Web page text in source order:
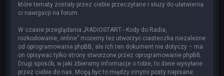
które tematy zostały przez ciebie przeczytane i służy do ułatwienia
ci nawigacji na forum.
W czasie przeglądania „RADIOSTART - Kody do Radia,
rozkodowanie, online” możemy też utworzyć ciasteczka niezależne
od oprogramowania phpBB, ale ich ten dokument nie dotyczy – ma
on opisywać tylko strony stworzone przez oprogramowanie phpBB.
Drugi sposób, w jaki zbieramy informacje o tobie, to dane wysyłane
przez ciebie do nas. Mogą być to między innymi posty napisane